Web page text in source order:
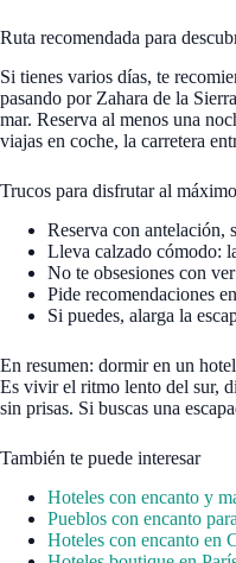
Ruta recomendada para
Si tienes varios días, te
pasando por Zahara de la
mar. Reserva al menos una
viajas en coche, la carretera
Trucos para disfrutar al
Reserva con antelación,
Lleva calzado cómodo:
No te obsesiones con
Pide recomendaciones
Si puedes, alarga la
En resumen: dormir en un
Es vivir el ritmo lento del sur,
sin prisas. Si buscas una
También te puede interesar
Hoteles con encanto y
Pueblos con encanto
Hoteles con encanto en